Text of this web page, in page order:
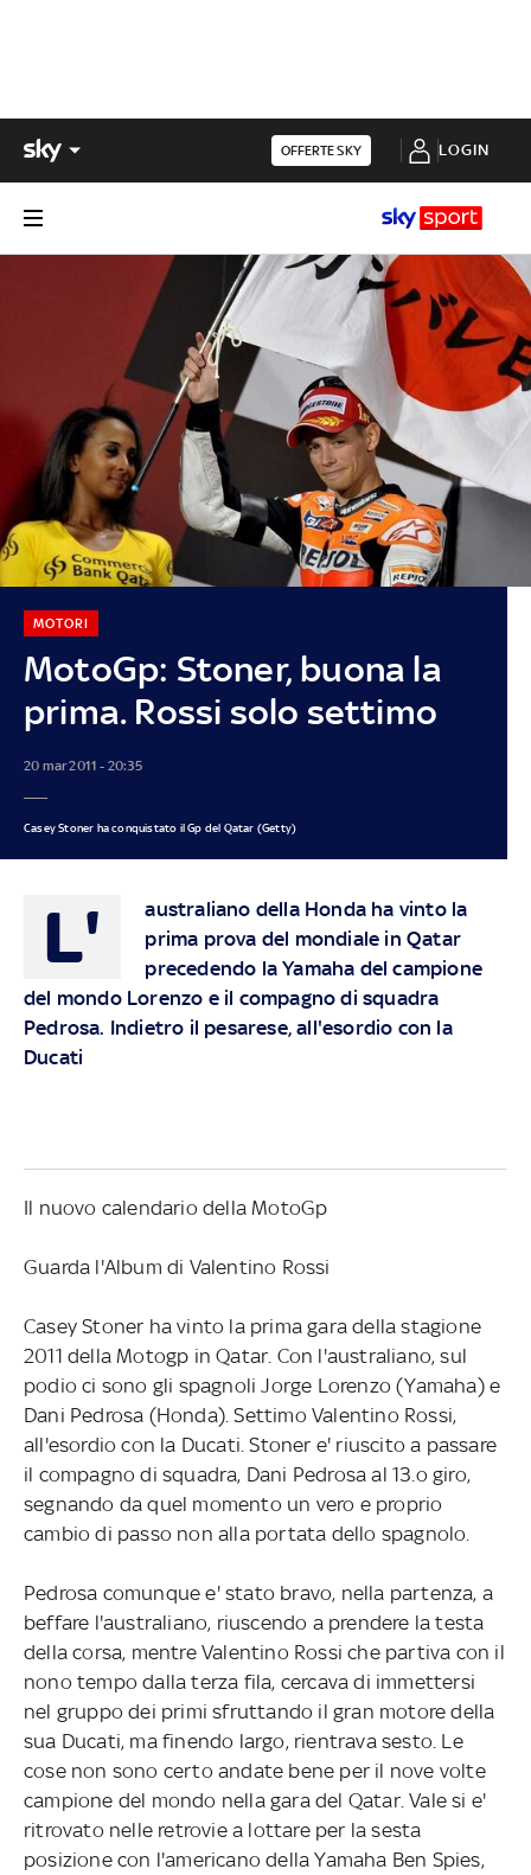
OFFERTE SKY LOGIN
MotoGp: Stoner, buona la
prima. Rossi solo settimo
MOTORI
20 mar 2011 - 20:35
Casey Stoner ha conquistato il Gp del Qatar (Getty)
L'
australiano della Honda ha vinto la
prima prova del mondiale in Qatar
precedendo la Yamaha del campione
del mondo Lorenzo e il compagno di squadra
Pedrosa. Indietro il pesarese, all'esordio con la
Ducati
Il nuovo calendario della MotoGp
Guarda l'Album di Valentino Rossi
Casey Stoner ha vinto la prima gara della stagione
2011 della Motogp in Qatar. Con l'australiano, sul
podio ci sono gli spagnoli Jorge Lorenzo (Yamaha) e
Dani Pedrosa (Honda). Settimo Valentino Rossi,
all'esordio con la Ducati. Stoner e' riuscito a passare
il compagno di squadra, Dani Pedrosa al 13.o giro,
segnando da quel momento un vero e proprio
cambio di passo non alla portata dello spagnolo.
Pedrosa comunque e' stato bravo, nella partenza, a
beffare l'australiano, riuscendo a prendere la testa
della corsa, mentre Valentino Rossi che partiva con il
nono tempo dalla terza fila, cercava di immettersi
nel gruppo dei primi sfruttando il gran motore della
sua Ducati, ma finendo largo, rientrava sesto. Le
cose non sono certo andate bene per il nove volte
campione del mondo nella gara del Qatar. Vale si e'
ritrovato nelle retrovie a lottare per la sesta
posizione con l'americano della Yamaha Ben Spies,